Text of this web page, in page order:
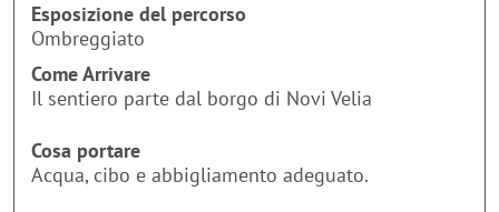
Esposizione del percorso
Ombreggiato
Come Arrivare
Il sentiero parte dal borgo di Novi Velia
Cosa portare
Acqua, cibo e abbigliamento adeguato.